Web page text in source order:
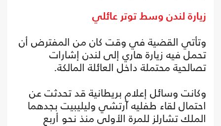
زيارة لندن وسط توتر عائلي
وتأتي القضية في وقت كان من المفترض أن
تحمل فيه زيارة هاري إلى لندن إشارات
تصالحية محتملة داخل العائلة المالكة.
وكانت وسائل إعلام بريطانية قد تحدثت عن
احتمال لقاء طفليه آرتشي وليليبيت بجدهما
الملك تشارلز للمرة الأولى منذ نحو أربع